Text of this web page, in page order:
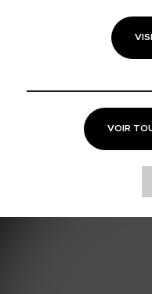
VOIR